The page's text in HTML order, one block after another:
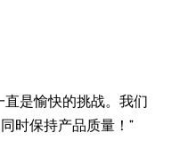
直是愉快的挑战。我们
时保持产品质量！”